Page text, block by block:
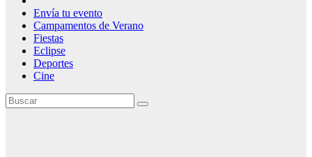
Envía tu evento
Campamentos de Verano
Fiestas
Eclipse
Deportes
Cine